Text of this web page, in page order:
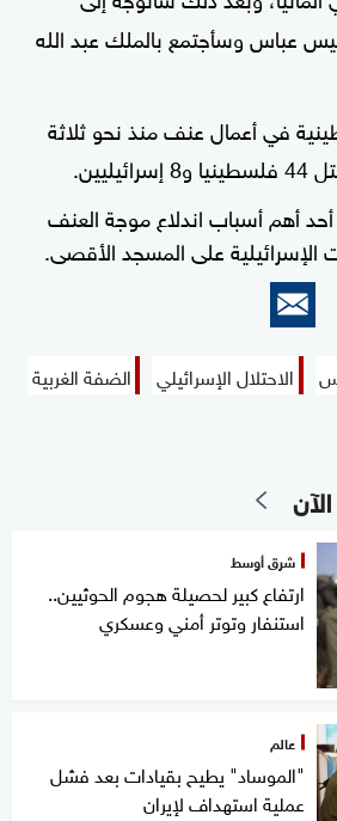
عباس وسأجتمع بالملك عبد الله
في أعمال عنف منذ نحو ثلاثة
أهم أسباب اندلاع موجة العنف
الإسرائيلية على المسجد الأقصى.
الاحتلال الإسرائيلي
الضفة الغربية
شرق أوسط
ارتفاع كبير لحصيلة هجوم الحوثيين..
استنفار وتوتر أمني وعسكري
عالم
"الموساد" يطيح بقيادات بعد فشل
عملية استهداف لإيران